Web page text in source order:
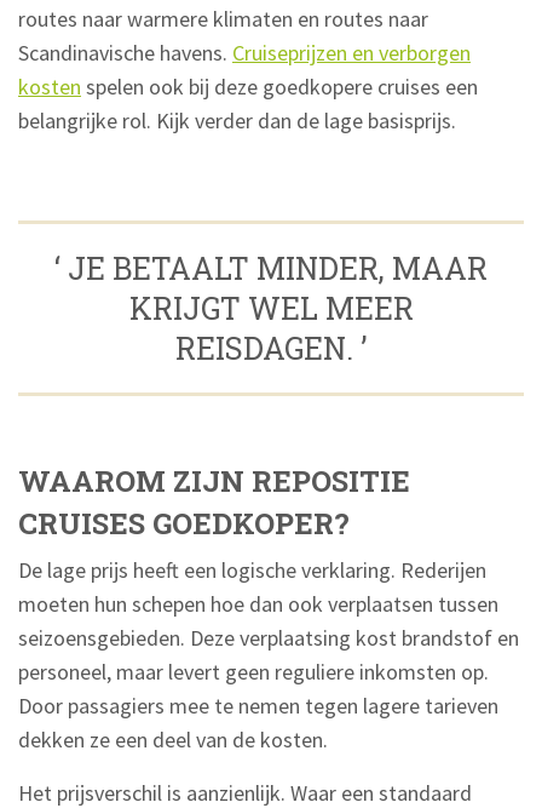
routes naar warmere klimaten en routes naar
Scandinavische havens. Cruiseprijzen en verborgen
kosten spelen ook bij deze goedkopere cruises een
belangrijke rol. Kijk verder dan de lage basisprijs.
‘ JE BETAALT MINDER, MAAR
KRIJGT WEL MEER
REISDAGEN. ’
WAAROM ZIJN REPOSITIE
CRUISES GOEDKOPER?
De lage prijs heeft een logische verklaring. Rederijen
moeten hun schepen hoe dan ook verplaatsen tussen
seizoensgebieden. Deze verplaatsing kost brandstof en
personeel, maar levert geen reguliere inkomsten op.
Door passagiers mee te nemen tegen lagere tarieven
dekken ze een deel van de kosten.
Het prijsverschil is aanzienlijk. Waar een standaard